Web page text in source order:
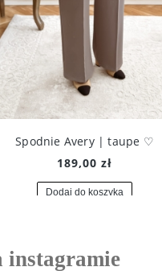
Spodnie Avery | taupe ♡
189,00 zł
Dodaj do koszyka